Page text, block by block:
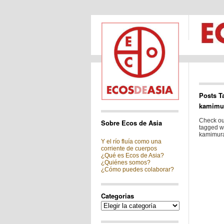
Sobre Ecos de Asia
Y el río fluía como una
corriente de cuerpos
¿Qué es Ecos de Asia?
¿Quiénes somos?
¿Cómo puedes colaborar?
Categorias
Categorias
Posts
Check
tagged